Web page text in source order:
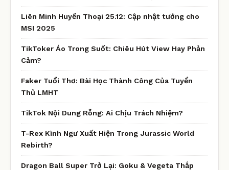
Liên Minh Huyền Thoại 25.12: Cập nhật tướng cho
MSI 2025
TikToker Áo Trong Suốt: Chiêu Hút View Hay Phản
Cảm?
Faker Tuổi Thơ: Bài Học Thành Công Của Tuyển
Thủ LMHT
TikTok Nội Dung Rỗng: Ai Chịu Trách Nhiệm?
T-Rex Kình Ngư Xuất Hiện Trong Jurassic World
Rebirth?
Dragon Ball Super Trở Lại: Goku & Vegeta Thắp